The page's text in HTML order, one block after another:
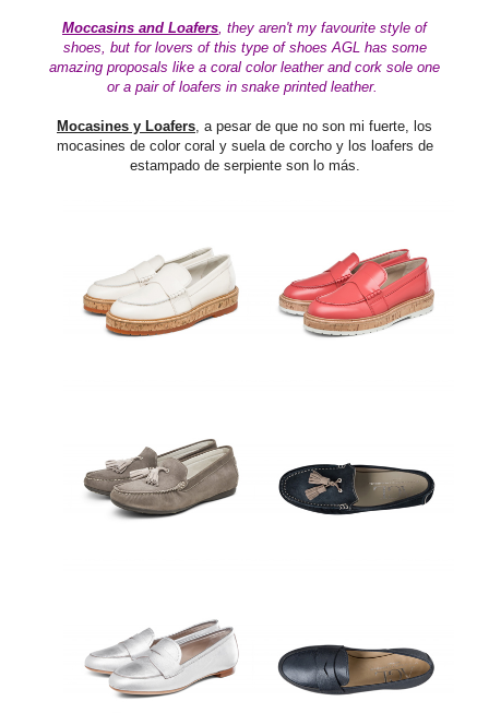
Moccasins and Loafers , they aren't my favourite style of
shoes, but for lovers of this type of shoes AGL has some
amazing proposals like a coral color leather and cork sole one
or a pair of loafers in snake printed leather.
Mocasines y Loafers , a pesar de que no son mi fuerte, los
mocasines de color coral y suela de corcho y los loafers de
estampado de serpiente son lo más.